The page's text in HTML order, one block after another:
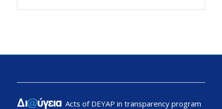
Acts of DEYAP in transparency program